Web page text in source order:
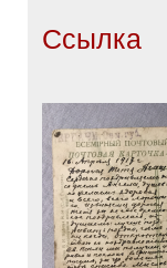
Дом
Василий
Ссылка